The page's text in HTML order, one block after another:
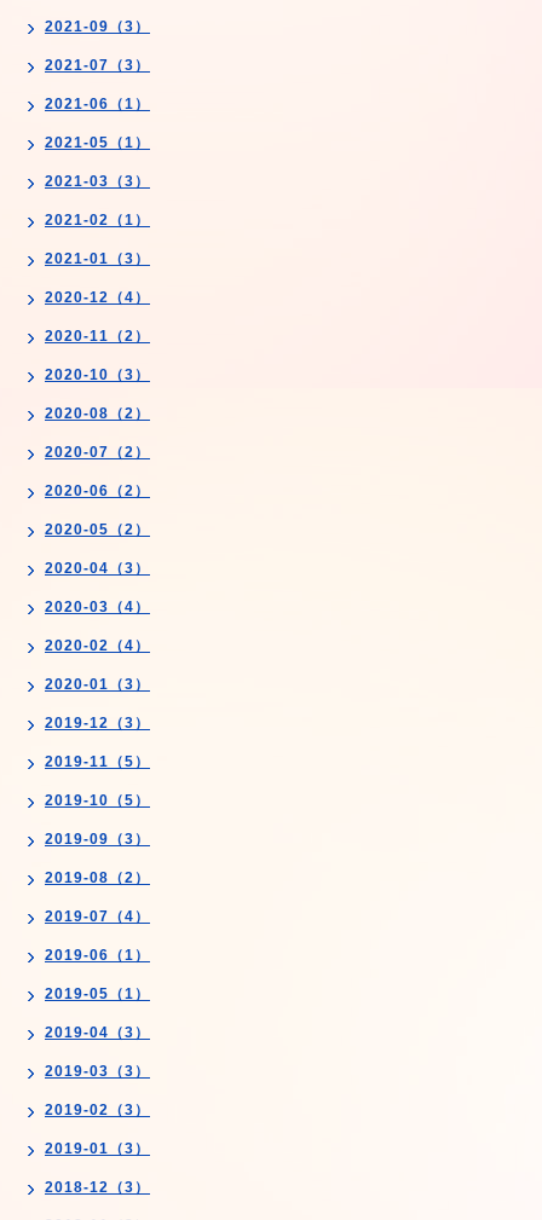
2021-09（3）
2021-07（3）
2021-06（1）
2021-05（1）
2021-03（3）
2021-02（1）
2021-01（3）
2020-12（4）
2020-11（2）
2020-10（3）
2020-08（2）
2020-07（2）
2020-06（2）
2020-05（2）
2020-04（3）
2020-03（4）
2020-02（4）
2020-01（3）
2019-12（3）
2019-11（5）
2019-10（5）
2019-09（3）
2019-08（2）
2019-07（4）
2019-06（1）
2019-05（1）
2019-04（3）
2019-03（3）
2019-02（3）
2019-01（3）
2018-12（3）